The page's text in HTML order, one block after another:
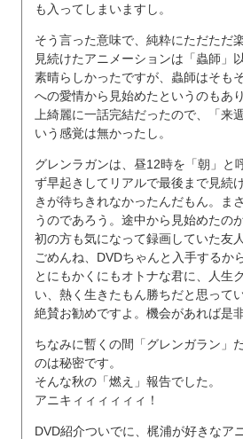
も入ってしまいますし。
そう言った意味で、純粋にただただ
見続けたアニメーションは「蟲師」
素晴らしかったですが、蟲師はそも
への愛情から見始めたというのもあ
上綺麗に一話完結だったので、「来
いう感覚は無かったし。
グレンラガンは、昼12時を「朝」と
ず早起きしてリアルで最後まで見続
きが待ちきれなかったんだもん。ま
うのであろう。途中から見始めたの
初の方も気になって録画していた友
ごめんね、DVDちゃんと入手するか
とにもかくにもオトナな君に、人生
い、熱く生きたもん勝ちだと思って
絶賛お勧めですよ。機会があれば是
ちなみに暫くの間「グレンガラン」
のは秘密です。
そんな秋の「燃え」報告でした。
アニキィィィィィィ！
DVD紹介ついでに、梶浦が好きなア